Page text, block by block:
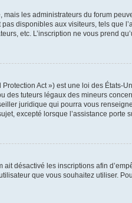
mais les administrateurs du forum
disponibles aux visiteurs, tels que
etc. L’inscription ne vous prend
Act ») est une loi des
des tuteurs légaux des mineurs
juridique qui pourra vous
excepté lorsque l’assistance
ait désactivé les inscriptions afin
que vous souhaitez utiliser.